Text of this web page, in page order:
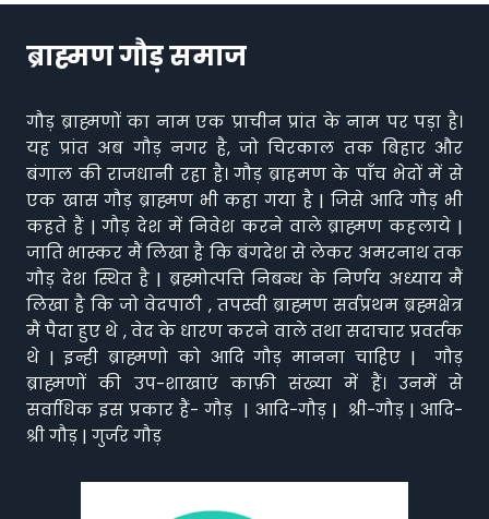
ब्राह्मण गौड़ समाज
गौड़ ब्राह्मणों का नाम एक प्राचीन प्रांत के नाम पर पड़ा है।
यह प्रांत अब गौड़ नगर है, जो चिरकाल तक बिहार और
बंगाल की राजधानी रहा है। गौड़ ब्राहमण के पाँच भेदों में से
एक खास गौड़ ब्राह्मण भी कहा गया है | जिसे आदि गौड़ भी
कहते हैं | गौड़ देश में निवेश करने वाले ब्राह्मण कहलाये |
जाति भास्कर मैं लिखा है कि बंगदेश से लेकर अमरनाथ तक
गौड़ देश स्थित है | ब्रह्मोत्पत्ति निबन्ध के निर्णय अध्याय मैं
लिखा है कि जो वेदपाठी , तपस्वी ब्राह्मण सर्वप्रथम ब्रह्मक्षेत्र
मैं पैदा हुए थे , वेद के धारण करने वाले तथा सदाचार प्रवर्तक
थे | इन्ही ब्राह्मणो को आदि गौड़ मानना चाहिए | गौड़
ब्राह्मणों की उप-शाखाएं काफ़ी संख्या में हैं। उनमें से
सर्वाधिक इस प्रकार हैं- गौड़ | आदि-गौड़ | श्री-गौड़ | आदि-
श्री गौड़ | गुर्जर गौड़